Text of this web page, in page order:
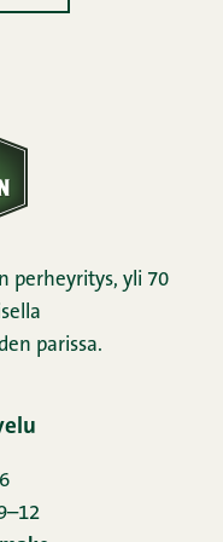
perheyritys, yli 70
parissa.